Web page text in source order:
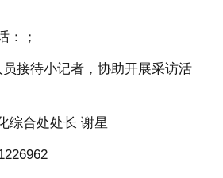
：；
接待小记者，协助开展采访活
综合处处长 谢星